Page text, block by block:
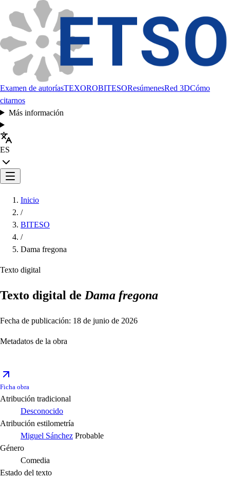
Examen de autoríasTEXOROBITESOResúmenesRed 3DCómo
citarnos
Más información
ES
Inicio
/
BITESO
/
Dama fregona
Texto digital
Texto digital de Dama fregona
Fecha de publicación: 18 de junio de 2026
Metadatos de la obra
Ficha obra
Atribución tradicional
Desconocido
Atribución estilometría
Miguel Sánchez Probable
Género
Comedia
Estado del texto